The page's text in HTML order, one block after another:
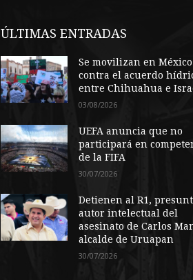
ÚLTIMAS ENTRADAS
Se movilizan en México
contra el acuerdo
entre Chihuahua e
03/08/2026
UEFA anuncia que no
participará en
de la FIFA
30/07/2026
Detienen al R1,
autor intelectual del
asesinato de Carlos
alcalde de Uruapan
30/07/2026